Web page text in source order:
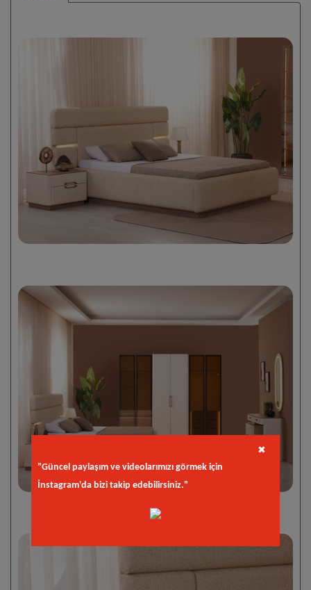
"Güncel paylaşım ve videolarımızı görmek için
İnstagram'da bizi takip edebilirsiniz."
✖